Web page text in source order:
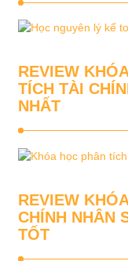
REVIEW
TÍCH TÀI
NHẤT
REVIEW
CHÍNH NHÂN
TỐT